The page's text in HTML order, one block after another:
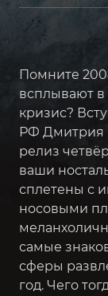
Помните
всплывают
кризис?
РФ Дмитрия
релиз
ваши
сплетены с
носовыми
самые
сферы
год. Чего